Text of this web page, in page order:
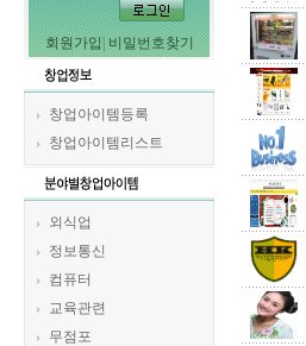
회원가입 비밀번호찾기
창업아이템등록
창업아이템리스트
외식업
정보통신
컴퓨터
교육관련
무점포